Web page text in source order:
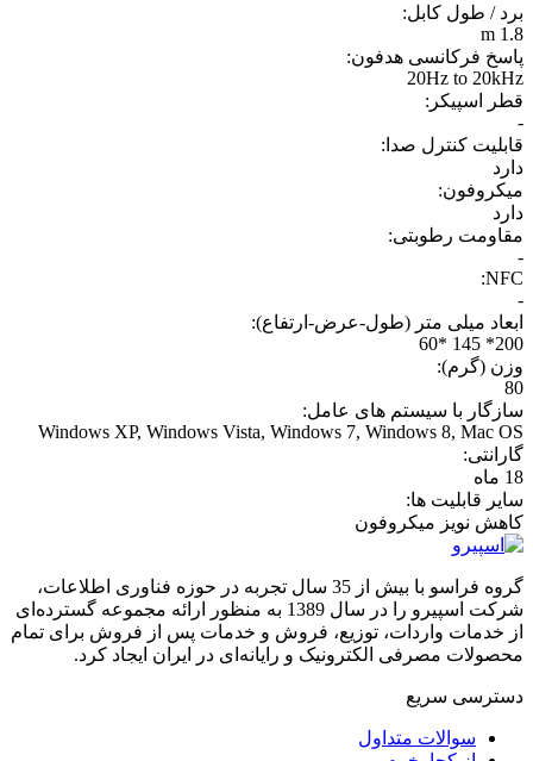
برد / طول کابل:
1.8 m
پاسخ فرکانسی هدفون:
20Hz to 20kHz
قطر اسپیکر:
-
قابلیت کنترل صدا:
دارد
میکروفون:
دارد
مقاومت رطوبتی:
-
NFC:
-
ابعاد میلی متر (طول-عرض-ارتفاع):
200* 145 *60
وزن (گرم):
80
سازگار با سیستم های عامل:
Windows XP, Windows Vista, Windows 7, Windows 8, Mac OS
گارانتی:
18 ماه
سایر قابلیت ها:
کاهش نویز میکروفون
گروه فراسو با بیش از 35 سال تجربه در حوزه فناوری اطلاعات،
شرکت اسپیرو را در سال 1389 به منظور ارائه مجموعه گسترده‌ای
از خدمات واردات، توزیع، فروش و خدمات پس از فروش برای تمام
محصولات مصرفی الکترونیک و رایانه‌ای در ایران ایجاد کرد.
دسترسی‌ سریع
سوالات متداول